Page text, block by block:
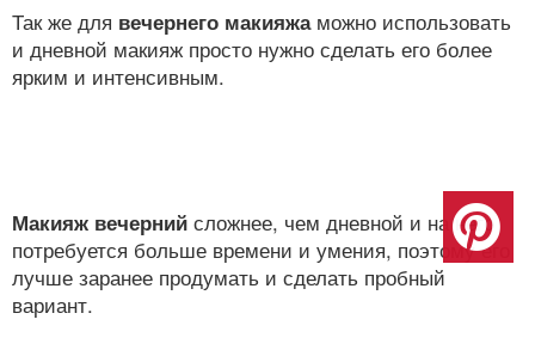
Так же для вечернего макияжа можно использовать
и дневной макияж просто нужно сделать его более
ярким и интенсивным.
Макияж вечерний сложнее, чем дневной и на него
потребуется больше времени и умения, поэтому его
лучше заранее продумать и сделать пробный
вариант.